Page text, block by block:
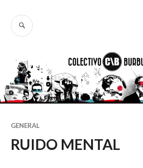
contenido
BUSCAR
GENERAL
RUIDO MENTAL